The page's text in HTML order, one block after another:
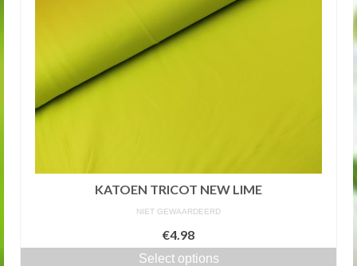
KATOEN TRICOT NEW LIME
NIET GEWAARDEERD
€4.98
Select options